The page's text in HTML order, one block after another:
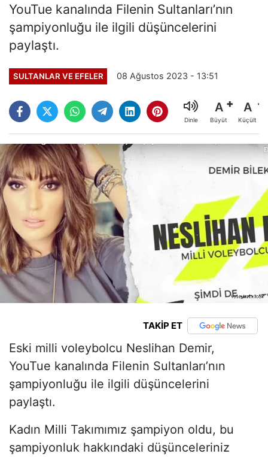
YouTue kanalında Filenin Sultanları’nın
şampiyonluğu ile ilgili düşüncelerini
paylaştı.
SULTANLAR VE EFELER 08 Ağustos 2023 - 13:51
Dinle
A
Büyüt
A
Küçült
TAKİP ET
Eski milli voleybolcu Neslihan Demir,
YouTue kanalında Filenin Sultanları’nın
şampiyonluğu ile ilgili düşüncelerini
paylaştı.
Kadın Milli Takımımız şampiyon oldu, bu
şampiyonluk hakkındaki düşünceleriniz